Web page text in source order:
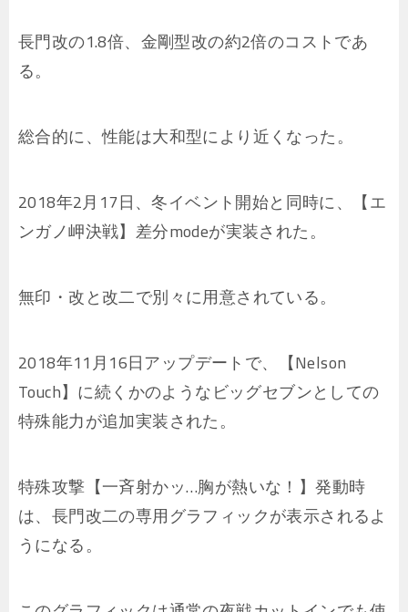
長門改の1.8倍、金剛型改の約2倍のコストであ
る。
総合的に、性能は大和型により近くなった。
2018年2月17日、冬イベント開始と同時に、【エ
ンガノ岬決戦】差分modeが実装された。
無印・改と改二で別々に用意されている。
2018年11月16日アップデートで、【Nelson
Touch】に続くかのようなビッグセブンとしての
特殊能力が追加実装された。
特殊攻撃【一斉射かッ…胸が熱いな！】発動時
は、長門改二の専用グラフィックが表示されるよ
うになる。